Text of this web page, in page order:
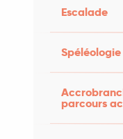
Escalade
Spéléologie
parcours